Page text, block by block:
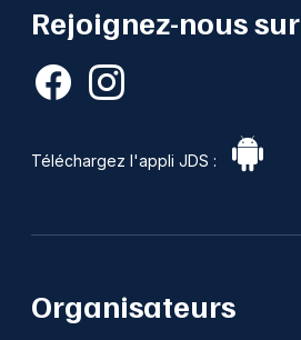
Rejoignez-nous sur
Téléchargez l'appli JDS :
Organisateurs